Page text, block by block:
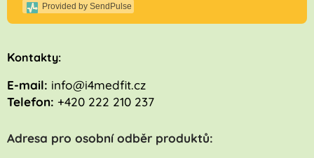
Provided by SendPulse
Kontakty:
E-mail: info@i4medfit.cz
Telefon: +420 222 210 237
Adresa pro osobní odběr produktů: